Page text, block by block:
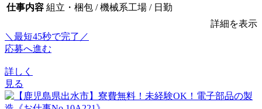
仕事内容 組立・梱包 / 機械系工場 / 日勤
詳細を表示
＼最短45秒で完了／
応募へ進む
詳しく
見る